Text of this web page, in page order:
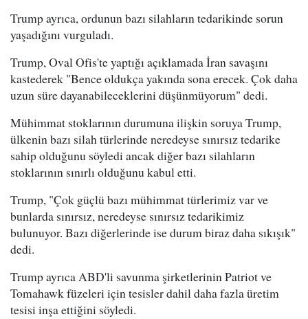
Trump ayrıca, ordunun bazı silahların tedarikinde sorun
yaşadığını vurguladı.
Trump, Oval Ofis'te yaptığı açıklamada İran savaşını
kastederek "Bence oldukça yakında sona erecek. Çok daha
uzun süre dayanabileceklerini düşünmüyorum" dedi.
Mühimmat stoklarının durumuna ilişkin soruya Trump,
ülkenin bazı silah türlerinde neredeyse sınırsız tedarike
sahip olduğunu söyledi ancak diğer bazı silahların
stoklarının sınırlı olduğunu kabul etti.
Trump, "Çok güçlü bazı mühimmat türlerimiz var ve
bunlarda sınırsız, neredeyse sınırsız tedarikimiz
bulunuyor. Bazı diğerlerinde ise durum biraz daha sıkışık"
dedi.
Trump ayrıca ABD'li savunma şirketlerinin Patriot ve
Tomahawk füzeleri için tesisler dahil daha fazla üretim
tesisi inşa ettiğini söyledi.